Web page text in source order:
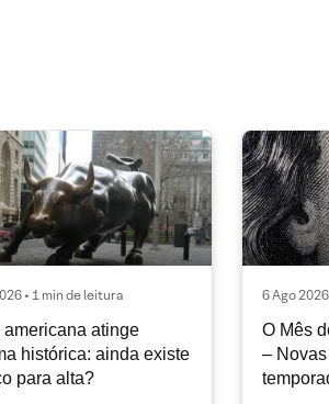
• 1 min de leitura
americana atinge
histórica: ainda existe
para alta?
6 Ago
O Mês
–